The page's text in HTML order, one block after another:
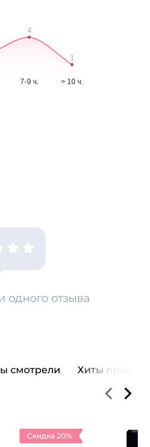
одного отзыва
смотрели Хиты продаж
Скидка 20%